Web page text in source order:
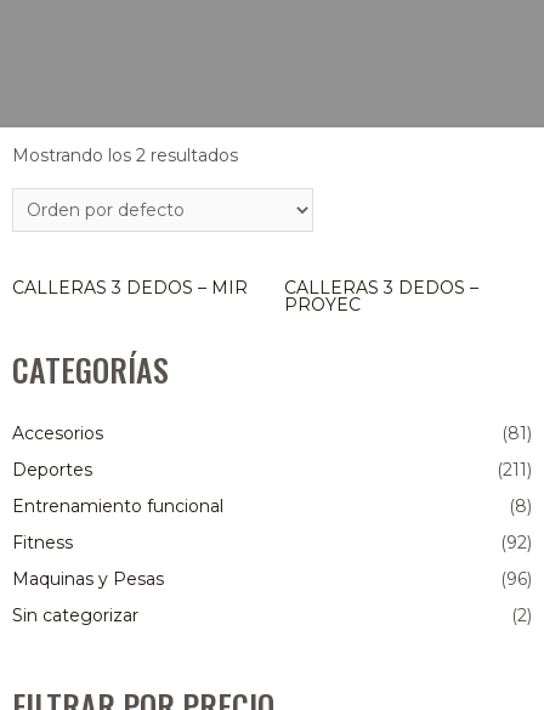
CATEGORÍAS
Accesorios
(81)
Deportes
(211)
Entrenamiento funcional
(8)
Fitness
(92)
Maquinas y Pesas
(96)
Sin categorizar
(2)
Mostrando los 2 resultados
CALLERAS 3 DEDOS – MIR CALLERAS 3 DEDOS –
PROYEC